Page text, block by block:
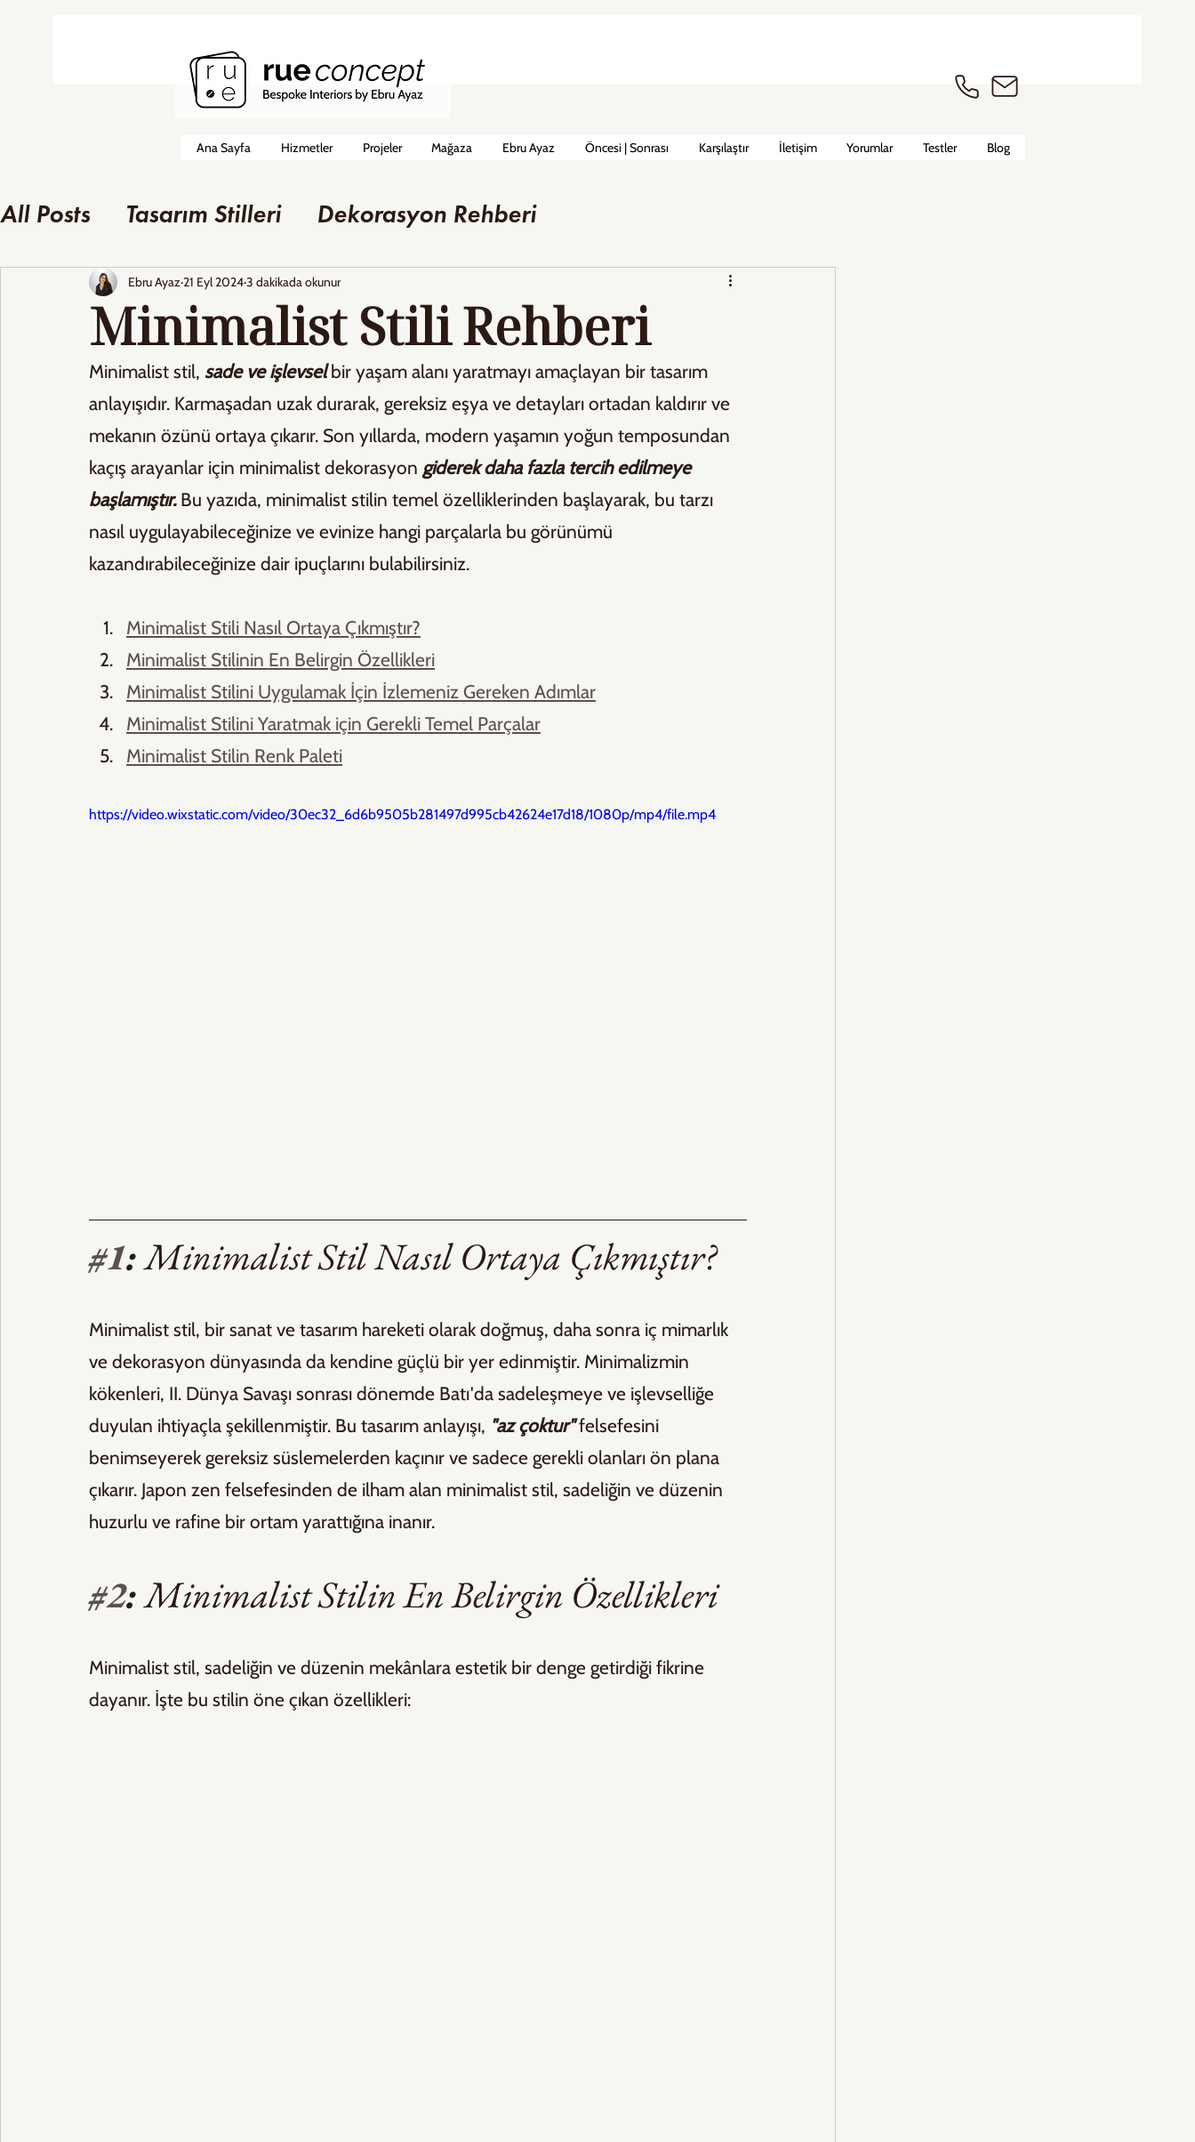
Ana Sayfa Hizmetler Projeler Mağaza Ebru Ayaz Öncesi | Sonrası Karşılaştır İletişim Yorumlar Testler Blog
All Posts Tasarım Stilleri Dekorasyon Rehberi
Minimalist Stili Rehberi
Ebru Ayaz 21 Eyl 20243 dakikada okunur
Minimalist stil, sade ve işlevsel bir yaşam alanı yaratmayı amaçlayan bir tasarım
anlayışıdır. Karmaşadan uzak durarak, gereksiz eşya ve detayları ortadan kaldırır ve
mekanın özünü ortaya çıkarır. Son yıllarda, modern yaşamın yoğun temposundan
kaçış arayanlar için minimalist dekorasyon giderek daha fazla tercih edilmeye
başlamıştır. Bu yazıda, minimalist stilin temel özelliklerinden başlayarak, bu tarzı
nasıl uygulayabileceğinize ve evinize hangi parçalarla bu görünümü
kazandırabileceğinize dair ipuçlarını bulabilirsiniz.
Minimalist Stili Nasıl Ortaya Çıkmıştır?
Minimalist Stilinin En Belirgin Özellikleri
Minimalist Stilini Uygulamak İçin İzlemeniz Gereken Adımlar
Minimalist Stilini Yaratmak için Gerekli Temel Parçalar
Minimalist Stilin Renk Paleti
https://video.wixstatic.com/video/30ec32_6d6b9505b281497d995cb42624e17d18/1080p/mp4/file.mp4
#1: Minimalist Stil Nasıl Ortaya Çıkmıştır?
Minimalist stil, bir sanat ve tasarım hareketi olarak doğmuş, daha sonra iç mimarlık
ve dekorasyon dünyasında da kendine güçlü bir yer edinmiştir. Minimalizmin
kökenleri, II. Dünya Savaşı sonrası dönemde Batı'da sadeleşmeye ve işlevselliğe
duyulan ihtiyaçla şekillenmiştir. Bu tasarım anlayışı, "az çoktur" felsefesini
benimseyerek gereksiz süslemelerden kaçınır ve sadece gerekli olanları ön plana
çıkarır. Japon zen felsefesinden de ilham alan minimalist stil, sadeliğin ve düzenin
huzurlu ve rafine bir ortam yarattığına inanır.
#2: Minimalist Stilin En Belirgin Özellikleri
Minimalist stil, sadeliğin ve düzenin mekânlara estetik bir denge getirdiği fikrine
dayanır. İşte bu stilin öne çıkan özellikleri: